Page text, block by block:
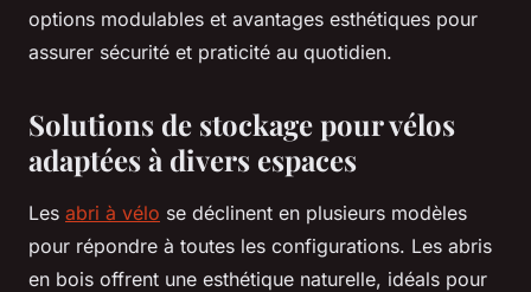
options modulables et avantages esthétiques pour
assurer sécurité et praticité au quotidien.
Solutions de stockage pour vélos
adaptées à divers espaces
Les abri à vélo se déclinent en plusieurs modèles
pour répondre à toutes les configurations. Les abris
en bois offrent une esthétique naturelle, idéals pour